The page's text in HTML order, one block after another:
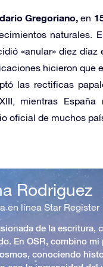
Gregoriano, en
naturales.
«anular» diez
hicieron que
las rectificas
mientras
oficial de muchos
Rodriguez
en línea Star Register
de la escritura,
En OSR, combino
conociendo